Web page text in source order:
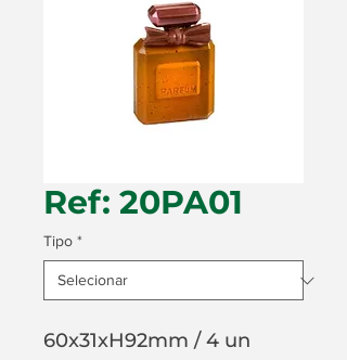
Ref: 20PA01
Tipo *
60x31xH92mm / 4 un